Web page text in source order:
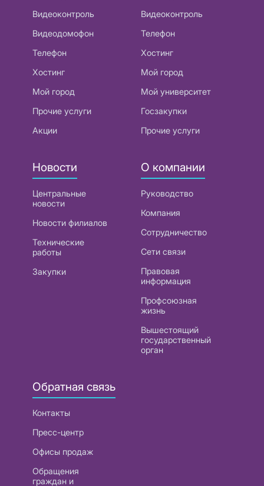
Видеоконтроль
Видеодомофон
Телефон
Хостинг
Мой город
Прочие услуги
Акции
Видеоконтроль
Телефон
Хостинг
Мой город
Мой университет
Госзакупки
Прочие услуги
Новости
Центральные
новости
Новости филиалов
Технические
работы
Закупки
О компании
Руководство
Компания
Сотрудничество
Сети связи
Правовая
информация
Профсоюзная
жизнь
Вышестоящий
государственный
орган
Обратная связь
Контакты
Пресс-центр
Офисы продаж
Обращения
граждан и